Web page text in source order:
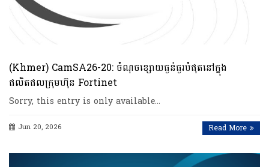
(Khmer) CamSA26-20: ចំណុចខ្សោយធ្ងន់ធ្ងរបំផុតនៅក្នុង
ផលិតផលក្រុមហ៊ុន Fortinet
Sorry, this entry is only available…
Jun 20, 2026 Read More